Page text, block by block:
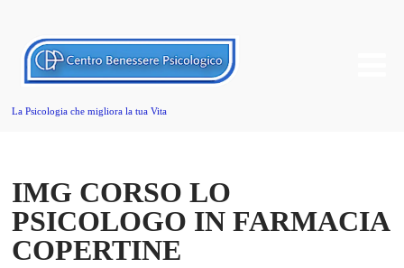
La Psicologia che migliora la tua Vita
IMG CORSO LO
PSICOLOGO IN FARMACIA
COPERTINE